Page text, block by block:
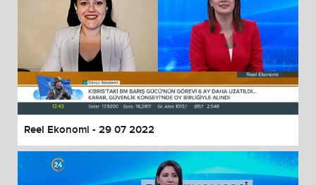
Reel Ekonomi - 29 07 2022